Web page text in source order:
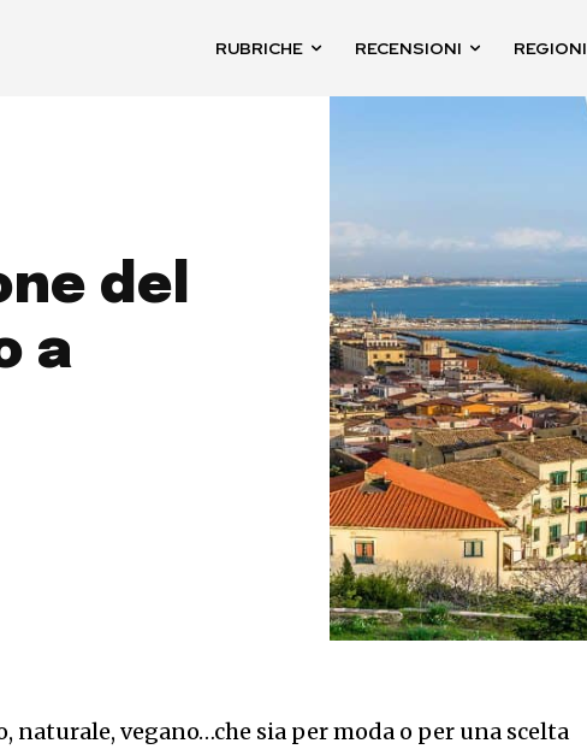
RUBRICHE RECENSIONI REGIONI
del
a
naturale, vegano…che sia per moda o per una scelta